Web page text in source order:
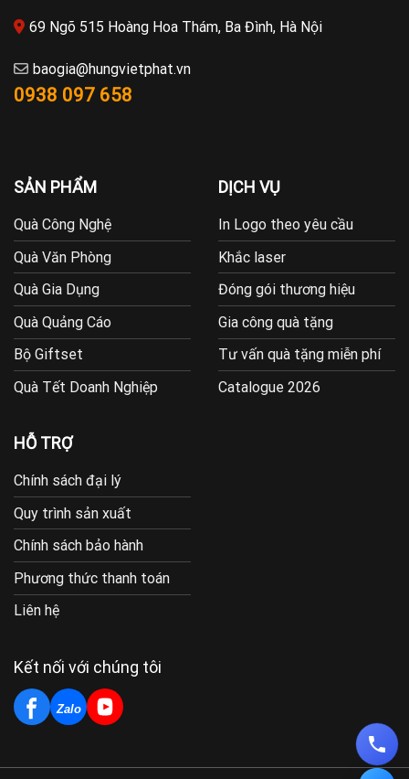
69 Ngõ 515 Hoàng Hoa Thám, Ba Đình, Hà Nội
baogia@hungvietphat.vn
0938 097 658
SẢN PHẨM
Quà Công Nghệ
Quà Văn Phòng
Quà Gia Dụng
Quà Quảng Cáo
Bộ Giftset
Quà Tết Doanh Nghiệp
DỊCH VỤ
In Logo theo yêu cầu
Khắc laser
Đóng gói thương hiệu
Gia công quà tặng
Tư vấn quà tặng miễn phí
Catalogue 2026
HỖ TRỢ
Chính sách đại lý
Quy trình sản xuất
Chính sách bảo hành
Phương thức thanh toán
Liên hệ
Kết nối với chúng tôi
Zalo